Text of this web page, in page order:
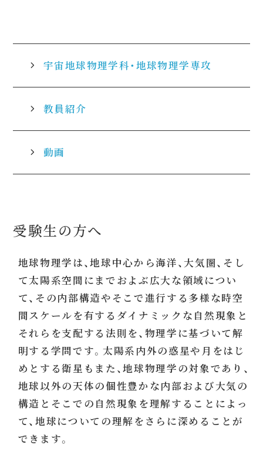
宇宙地球物理学科・地球物理学専攻
教員紹介
動画
受験生の方へ
地球物理学は、地球中心から海洋、大気圏、そし
て太陽系空間にまでおよぶ広大な領域につい
て、その内部構造やそこで進行する多様な時空
間スケールを有するダイナミックな自然現象と
それらを支配する法則を、物理学に基づいて解
明する学問です。太陽系内外の惑星や月をはじ
めとする衛星もまた、地球物理学の対象であり、
地球以外の天体の個性豊かな内部および大気の
構造とそこでの自然現象を理解することによっ
て、地球についての理解をさらに深めることが
できます。